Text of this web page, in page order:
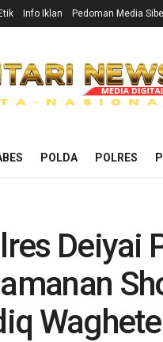
Info Iklan Pedoman Media
POLDA POLRES
Deiyai
Waghete